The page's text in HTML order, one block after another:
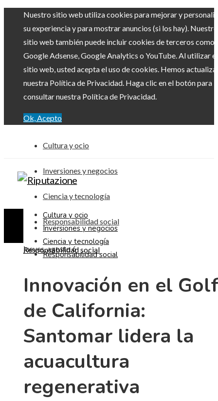
Nuestro sitio web utiliza cookies para mejorar y
su experiencia y para mostrar anuncios (si los hay). Nuestro
sitio web también puede incluir cookies de terceros como
Google Adsense, Google Analytics o YouTube. Al utilizar el
sitio web, usted acepta el uso de cookies. Hemos
nuestra Política de Privacidad. Haga clic en el botón para
consultar nuestra Política de Privacidad.
Ok, Acepto
Cultura y ocio
Inversiones y negocios
Ciencia y tecnología
Responsabilidad social
jueves, agosto 6
Cultura y ocio
Inversiones y negocios
Ciencia y tecnología
Responsabilidad social
Responsabilidad social
Innovación en el
de California:
Santomar lidera la
acuacultura
regenerativa